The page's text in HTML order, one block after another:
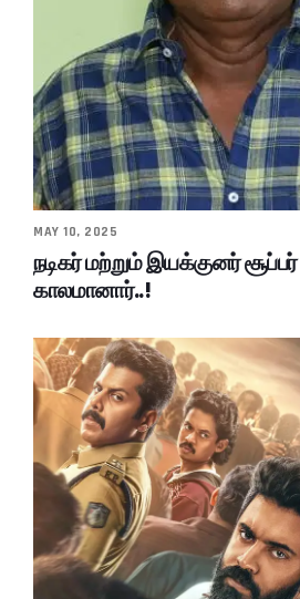
MAY 10, 2025
நடிகர் மற்றும் இயக்குனர் சூப்பர்
காலமானார்..!